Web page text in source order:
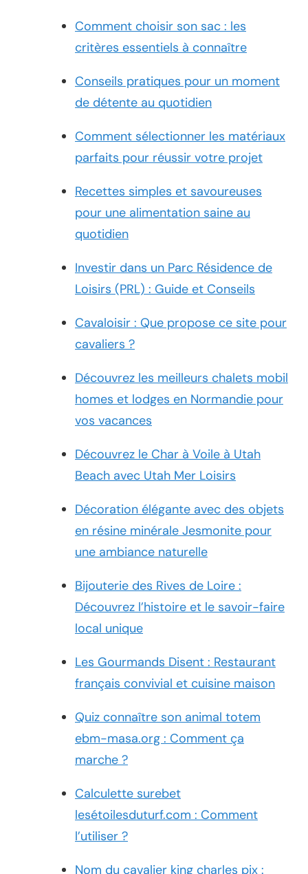
Comment choisir son sac : les
critères essentiels à connaître
Conseils pratiques pour un moment
de détente au quotidien
Comment sélectionner les matériaux
parfaits pour réussir votre projet
Recettes simples et savoureuses
pour une alimentation saine au
quotidien
Investir dans un Parc Résidence de
Loisirs (PRL) : Guide et Conseils
Cavaloisir : Que propose ce site pour
cavaliers ?
Découvrez les meilleurs chalets mobil
homes et lodges en Normandie pour
vos vacances
Découvrez le Char à Voile à Utah
Beach avec Utah Mer Loisirs
Décoration élégante avec des objets
en résine minérale Jesmonite pour
une ambiance naturelle
Bijouterie des Rives de Loire :
Découvrez l’histoire et le savoir-faire
local unique
Les Gourmands Disent : Restaurant
français convivial et cuisine maison
Quiz connaître son animal totem
ebm-masa.org : Comment ça
marche ?
Calculette surebet
lesétoilesduturf.com : Comment
l’utiliser ?
Nom du cavalier king charles pix :